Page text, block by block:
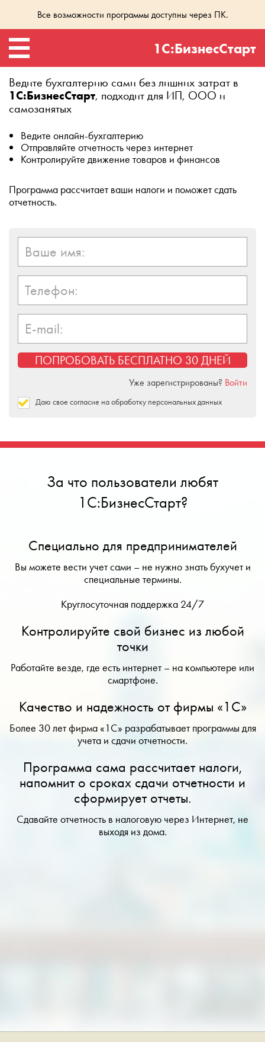
Все возможности программы доступны через ПК.
1С:БизнесСтарт
Ведите бухгалтерию сами без лишних затрат в
1С:БизнесСтарт, подходит для ИП, ООО и
самозанятых
Ведите онлайн-бухгалтерию
Отправляйте отчетность через интернет
Контролируйте движение товаров и финансов
Программа рассчитает ваши налоги и поможет сдать
отчетность.
Ваше имя:
Телефон:
E-mail:
ПОПРОБОВАТЬ БЕСПЛАТНО 30 ДНЕЙ
Уже зарегистрированы? Войти
Даю свое согласие на обработку персональных данных
За что пользователи любят
1С:БизнесСтарт?
Специально для предпринимателей
Вы можете вести учет сами – не нужно знать бухучет и
специальные термины.
Круглосуточная поддержка 24/7
Контролируйте свой бизнес из любой
точки
Работайте везде, где есть интернет – на компьютере или
смартфоне.
Качество и надежность от фирмы «1С»
Более 30 лет фирма «1С» разрабатывает программы для
учета и сдачи отчетности.
Программа сама рассчитает налоги,
напомнит о сроках сдачи отчетности и
сформирует отчеты.
Сдавайте отчетность в налоговую через Интернет, не
выходя из дома.